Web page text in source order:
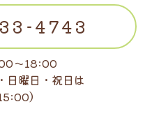
4743
～18:00
日曜日・祝日は
）